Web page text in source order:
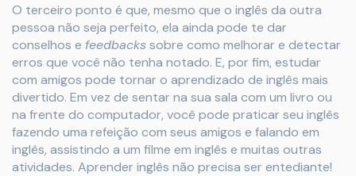
O terceiro ponto é que, mesmo que o inglês da outra
pessoa não seja perfeito, ela ainda pode te dar
conselhos e feedbacks sobre como melhorar e detectar
erros que você não tenha notado. E, por fim, estudar
com amigos pode tornar o aprendizado de inglês mais
divertido. Em vez de sentar na sua sala com um livro ou
na frente do computador, você pode praticar seu inglês
fazendo uma refeição com seus amigos e falando em
inglês, assistindo a um filme em inglês e muitas outras
atividades. Aprender inglês não precisa ser entediante!